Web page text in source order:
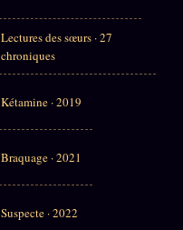
Lectures des sœurs · 27
chroniques
Kétamine · 2019
Braquage · 2021
Suspecte · 2022